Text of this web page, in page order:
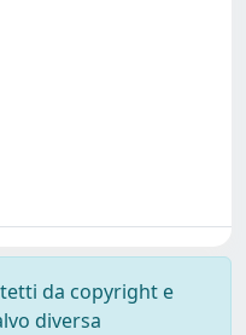
da copyright e
diversa